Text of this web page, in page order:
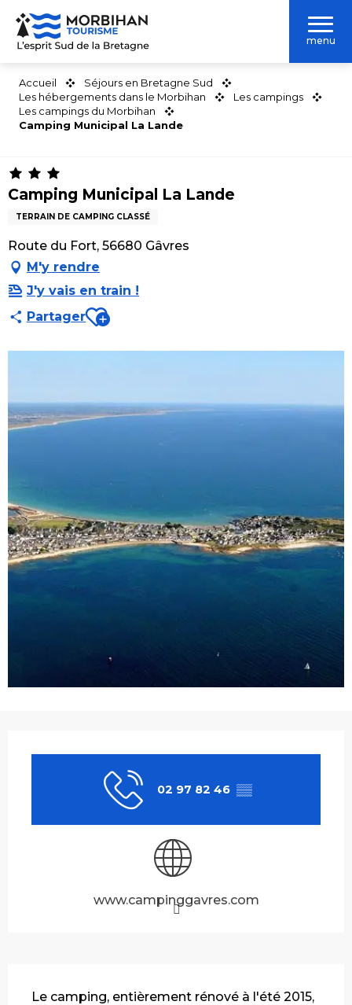
Aller
contenu
menu
Accueil
Séjours en Bretagne Sud
Les hébergements dans le Morbihan
Les campings
Les campings du Morbihan
Camping Municipal La Lande
Camping Municipal La Lande
TERRAIN DE CAMPING CLASSÉ
Route du Fort, 56680 Gâvres
M'y rendre
J'y vais en train !
PartagerAjouter aux favoris
02 97 82 46 ▒▒
www.campinggavres.com
Le camping, entièrement rénové à l'été 2015,